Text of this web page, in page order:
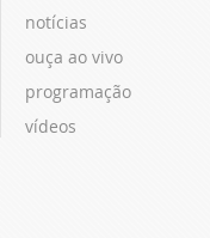
notícias
ouça ao vivo
programação
vídeos